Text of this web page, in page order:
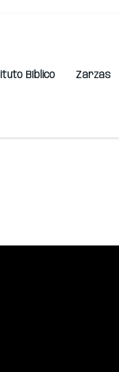
Bíblico Zarzas